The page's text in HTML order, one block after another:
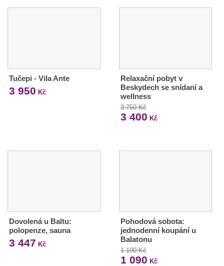
Tučepi - Vila Ante
3 950 Kč
Relaxační pobyt v
Beskydech se snídaní a
wellness
3 750 Kč
3 400 Kč
Dovolená u Baltu:
polopenze, sauna
3 447 Kč
Pohodová sobota:
jednodenní koupání u
Balatonu
1 190 Kč
1 090 Kč